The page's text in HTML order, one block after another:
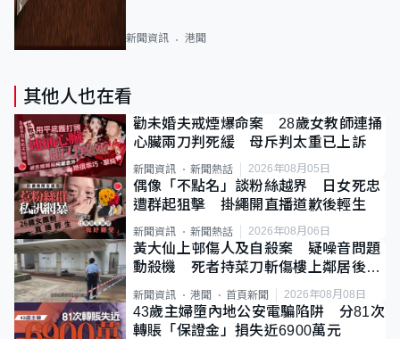
新聞資訊 港聞
其他人也在看
勸未婚夫戒煙爆命案 28歲女教師連捅
心臟兩刀判死緩 母斥判太重已上訴
新聞資訊 新聞熱話 2026年08月05日
偶像「不點名」談粉絲越界 日女死忠
遭群起狙擊 掛繩開直播道歉後輕生
新聞資訊 新聞熱話 2026年08月06日
黃大仙上邨傷人及自殺案 疑噪音問題
動殺機 死者持菜刀斬傷樓上鄰居後墮
新聞資訊 港聞 首頁新聞 2026年08月08日
43歲主婦墮內地公安電騙陷阱 分81次
轉賬「保證金」損失近6900萬元